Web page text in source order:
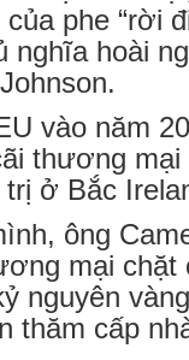
phe “rời
hoài
vào năm
thương
ở Bắc
ông
mại
nguyên
thăm cấp